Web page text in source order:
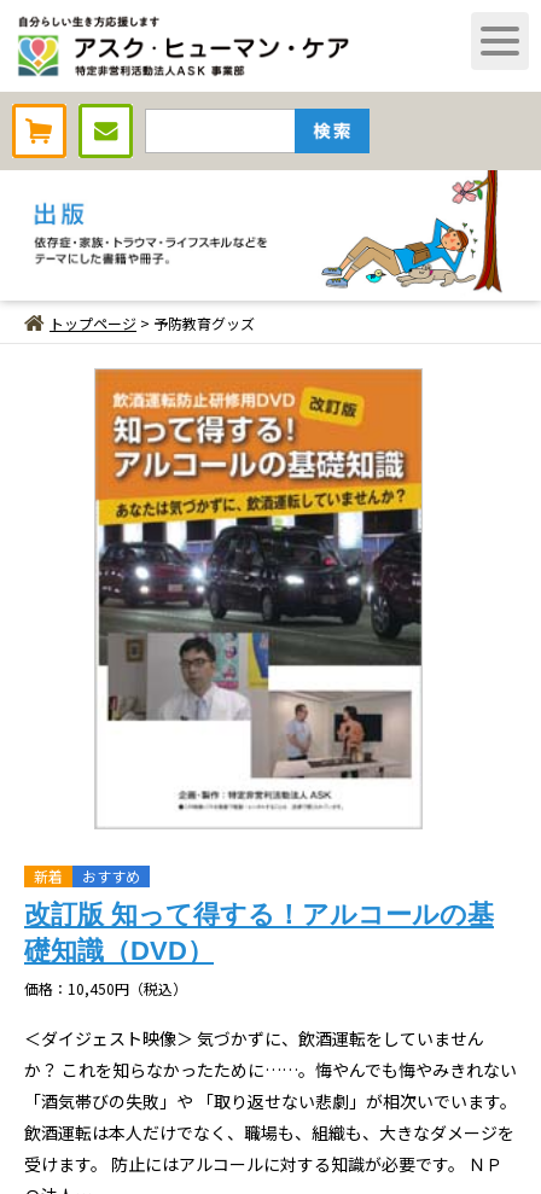
AHCオンラインショップ
トップページ > 予防教育グッズ
新着 おすすめ
改訂版 知って得する！アルコールの基
礎知識（DVD）
価格：10,450円（税込）
＜ダイジェスト映像＞ 気づかずに、飲酒運転をしていません
か？ これを知らなかったために……。悔やんでも悔やみきれない
「酒気帯びの失敗」や 「取り返せない悲劇」が相次いでいます。
飲酒運転は本人だけでなく、職場も、組織も、大きなダメージを
受けます。 防止にはアルコールに対する知識が必要です。 ＮＰ